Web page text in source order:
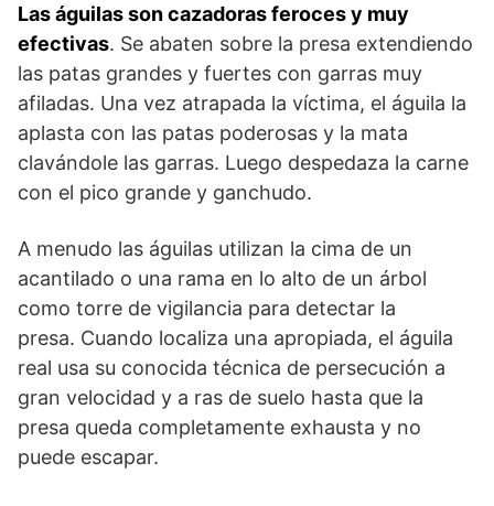
Las águilas son cazadoras feroces y muy
efectivas. Se abaten sobre la presa extendiendo
las patas grandes y fuertes con garras muy
afiladas. Una vez atrapada la víctima, el águila la
aplasta con las patas poderosas y la mata
clavándole las garras. Luego despedaza la carne
con el pico grande y ganchudo.
A menudo las águilas utilizan la cima de un
acantilado o una rama en lo alto de un árbol
como torre de vigilancia para detectar la
presa. Cuando localiza una apropiada, el águila
real usa su conocida técnica de persecución a
gran velocidad y a ras de suelo hasta que la
presa queda completamente exhausta y no
puede escapar.